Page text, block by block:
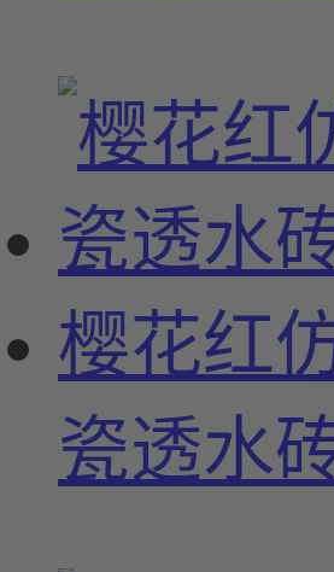
樱花红
瓷透水